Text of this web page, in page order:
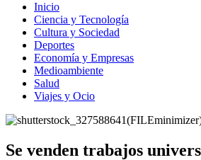
Inicio
Ciencia y Tecnología
Cultura y Sociedad
Deportes
Economía y Empresas
Medioambiente
Salud
Viajes y Ocio
Se venden trabajos